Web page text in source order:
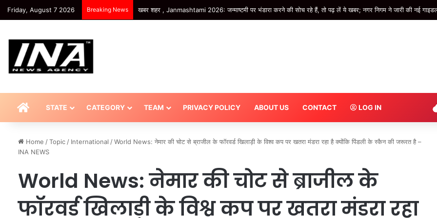
Friday, August 7 2026 Breaking News यूपी – गजब का हाल: 44 किमी में छह शिवालय, जिन मार्गों पर पूरी रात नंगे पैर परिक्रमा करेंगे भक्त; उन पर पसरा अंधेरा – INA
HOMESTATE CATEGORY TEAM PRIVACY POLICY ABOUT US CONTACT LOG IN
Home /Topic / International /World News: नेमार की चोट से ब्राजील के फॉरवर्ड खिलाड़ी के विश्व कप पर खतरा मंडरा रहा है क्योंकि पिंडली के स्कैन की जरूरत है –
INA NEWS
World News: नेमार की चोट से ब्राजील के
फॉरवर्ड खिलाड़ी के विश्व कप पर खतरा मंडरा रहा